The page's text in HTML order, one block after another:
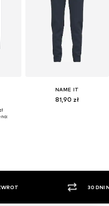
NAME IT
81,90 zł
30 DNI